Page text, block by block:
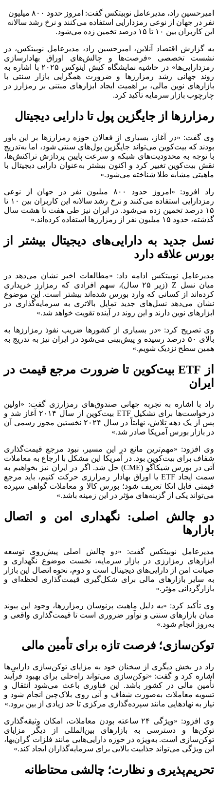
امیرحسین راد، مدیرعامل نوبیتکس گفت: امروز حدود ۸۰۰ میلیون
نفر در جهان از نوعی رمزدارایی استفاده می‌کنند و نرخ رشد سالانه
این کاربران بین ۱۰ تا ۱۵ درصد تخمین زده می‌شود.
به گزارش اقتصاد آنلاین، امیرحسین راد، مدیرعامل نوبیتکس، در
نشست تخصصی «فرصت‌ها و چالش‌های اوراق بهادارسازی
رمزدارایی‌ها» در حاشیه نمایشگاه کیش اینوکس ۲۰۲۵ با اشاره به
روند جهانی رشد رمزارزها و ضرورت همگرایی بازار سنتی با
بازارهای نوین مالی، بر اهمیت ایجاد ابزارهای مبتنی بر رمزارز در
چارچوب بازار سرمایه تأکید کرد.
رمزارزها از جایگزین پول تا دارایی دیجیتال
وی گفت: «در آغاز، بسیاری از فعالان حوزه رمزارزها بر این باور
بودند که بیت‌کوین می‌تواند جایگزین پول‌های سنتی شود، اما به‌تدریج
با توجه به محدودیت‌های شبکه و سرعت پایین پردازش تراکنش‌ها،
نقش بیت‌کوین تغییر کرد و اکنون بیشتر به‌عنوان دارایی دیجیتال با
ماهیتی مشابه طلا شناخته می‌شود.»
راد افزود: «امروز حدود ۸۰۰ میلیون نفر در جهان از نوعی
رمزدارایی استفاده می‌کنند و نرخ رشد سالانه این کاربران بین ۱۰ تا
۱۵ درصد تخمین زده می‌شود. در ایران نیز طی هفت تا هشت سال
گذشته، حدود ۱۵ میلیون نفر از رمزارزها استفاده کرده‌اند.»
نسل جدید به دارایی‌های دیجیتال بیشتر از
بورس علاقه دارد
مدیرعامل نوبیتکس ادامه داد: «مطالعات اخیر نشان می‌دهد در
میان نسل Z (زیر ۲۵ سال)، سهم افرادی که رمزارز خریداری
کرده‌اند از کسانی که وارد بورس شده‌اند بیشتر است. این موضوع
نشان می‌دهد نسل‌های جدید تمایل بالاتری به سرمایه‌گذاری در
ابزارهای نوین دارند و این روند در آینده تقویت خواهد شد.»
وی تصریح کرد: «در بسیاری از کشورها ضریب نفوذ رمزارزها به
بالای ۵۰ درصد رسیده و پیش‌بینی می‌شود در ایران نیز به تدریج به
همین سطح نزدیک شویم.»
از ETF بیت‌کوین تا ضرورت مرجع قیمت در
ایران
راد با اشاره به تجربه جهانی صندوق‌های رمزارزی گفت: «اولین
درخواست‌ها برای تشکیل ETF بیت‌کوین از سال ۲۰۱۴ آغاز شد و
پس از یک دهه تلاش، نهایتاً در سال ۲۰۲۴ نخستین مجوز رسمی آن
در بازار بورس آمریکا صادر شد.»
وی افزود: «مهم‌ترین مانع در این مسیر، نبود مرجع قیمت‌گذاری
شفاف برای بیت‌کوین بود. در آمریکا این مشکل با ارجاع به معاملات
آتی در بورس شیکاگو (CME) حل شد. اگر در ایران نیز بخواهیم به
سمت ایجاد ETF یا اوراق بهادار رمزارزی حرکت کنیم، باید مرجع
قیمتی قابل اتکا تعریف شود؛ بورس کالا و معاملات گواهی سپرده
می‌تواند یکی از گزینه‌های مؤثر در این زمینه باشد.»
دو چالش اصلی: نگهداری امن و اتصال
بازارها
مدیرعامل نوبیتکس گفت: «دو چالش اصلی پیش‌روی توسعه
ابزارهای رمزارزی در بازار سرمایه، نخست موضوع نگهداری و
صیانت امن از دارایی‌های دیجیتال است و دوم، نحوه اتصال این بازار
به سایر بازارهای مالی برای شکل‌گیری قیمت‌گذاری لحظه‌ای و
بازارگردانی مؤثر.»
وی تأکید کرد: «به دلیل ماهیت پرنوسان رمزارزها، وجود این پیوند
میان بازارهای سنتی و نوآور ضروری است تا قیمت‌گذاری واقعی و
به‌روز انجام شود.»
توکن‌سازی؛ فرصت تازه برای تأمین مالی
راد در بخش دیگری از سخنان خود به مزایای توکن‌سازی دارایی‌ها
اشاره کرد و گفت: «توکن‌سازی می‌تواند راه‌حلی برای بهبود فرآیند
تأمین مالی در کشور باشد. این فناوری باعث می‌شود انتقال و
تسویه معاملات به‌صورت شفاف و آنی روی بلاک‌چین انجام شود و
نیاز به نهادهایی مانند سپرده‌گذاری مرکزی تا حد زیادی از بین برود.»
وی افزود: «ویژگی ۲۴ ساعته بودن معاملات، امکان وثیقه‌گذاری
توکن‌ها و دسترسی به بازارهای بین‌المللی از دیگر مزایای
توکن‌سازی است. به‌ویژه در حوزه دارایی‌هایی مانند فلزات گران‌بها،
این ویژگی می‌تواند جذابیت بالایی برای سرمایه‌گذاران ایجاد کند.»
تحریم‌پذیری و نظارت؛ چالشی محتاطانه